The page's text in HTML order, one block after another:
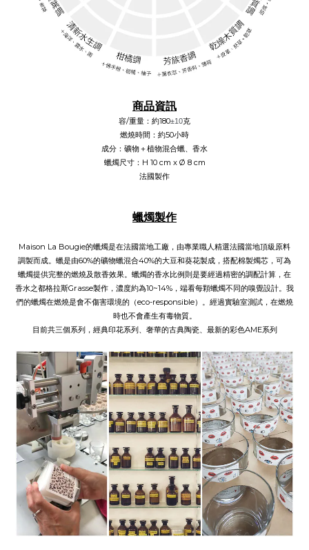
商品資訊
容/重量：約180±10克
燃燒時間：約50小時
成分：礦物＋植物混合蠟、香水
蠟燭尺寸：H 10 cm x Ø 8 cm
法國製作
蠟燭製作
Maison La Bougie的蠟燭是在法國當地工廠，由專業職人精選法國當地頂級原料
調製而成。蠟是由60%的礦物蠟混合40%的大豆和葵花製成，搭配棉製燭芯，可為
蠟燭提供完整的燃燒及散香效果。蠟燭的香水比例則是要經過精密的調配計算，在
香水之都格拉斯Grasse製作，濃度約為10~14%，端看每顆蠟燭不同的嗅覺設計。我
們的蠟燭在燃燒是會不傷害環境的（eco-responsible）。經過實驗室測試，在燃燒
時也不會產生有毒物質。
目前共三個系列，經典印花系列、奢華的古典陶瓷、最新的彩色AME系列